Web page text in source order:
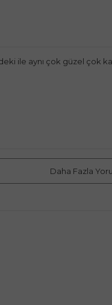
ile aynı çok güzel
Daha Fazla